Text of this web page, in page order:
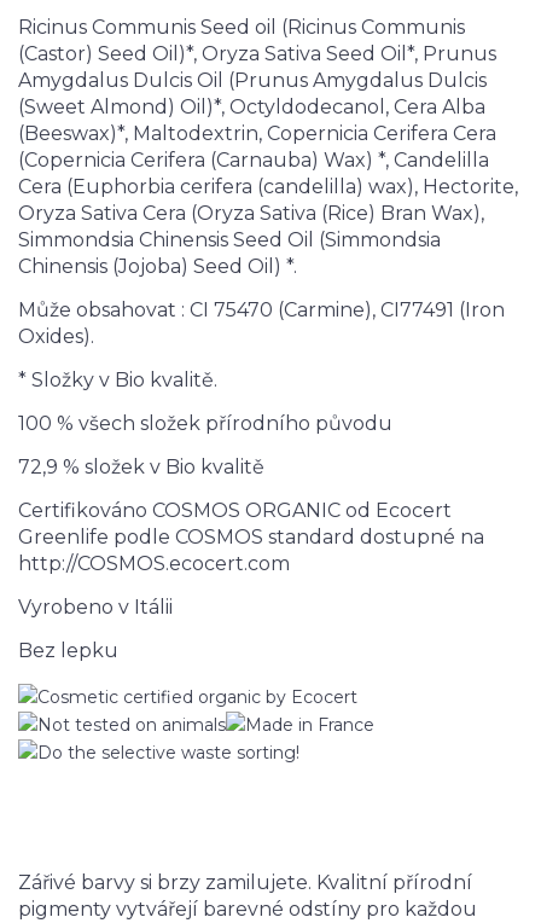
Ricinus Communis Seed oil (Ricinus Communis
(Castor) Seed Oil)*, Oryza Sativa Seed Oil*, Prunus
Amygdalus Dulcis Oil (Prunus Amygdalus Dulcis
(Sweet Almond) Oil)*, Octyldodecanol, Cera Alba
(Beeswax)*, Maltodextrin, Copernicia Cerifera Cera
(Copernicia Cerifera (Carnauba) Wax) *, Candelilla
Cera (Euphorbia cerifera (candelilla) wax), Hectorite,
Oryza Sativa Cera (Oryza Sativa (Rice) Bran Wax),
Simmondsia Chinensis Seed Oil (Simmondsia
Chinensis (Jojoba) Seed Oil) *.
Může obsahovat : CI 75470 (Carmine), CI77491 (Iron
Oxides).
* Složky v Bio kvalitě.
100 % všech složek přírodního původu
72,9 % složek v Bio kvalitě
Certifikováno COSMOS ORGANIC od Ecocert
Greenlife podle COSMOS standard dostupné na
http://COSMOS.ecocert.com
Vyrobeno v Itálii
Bez lepku
Zářivé barvy si brzy zamilujete. Kvalitní přírodní
pigmenty vytvářejí barevné odstíny pro každou